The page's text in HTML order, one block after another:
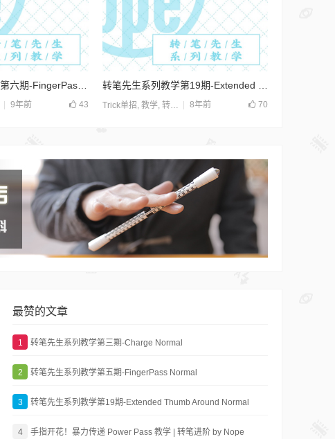
9年前 43 Trick单招 教学, 转笔先生 8年前 70
最赞的文章
1 转笔先生系列教学第三期-Charge Normal
2 转笔先生系列教学第五期-FingerPass Normal
3 转笔先生系列教学第19期-Extended Thumb Around Normal
4 手指开花！暴力传递 Power Pass 教学 | 转笔进阶 by Nope